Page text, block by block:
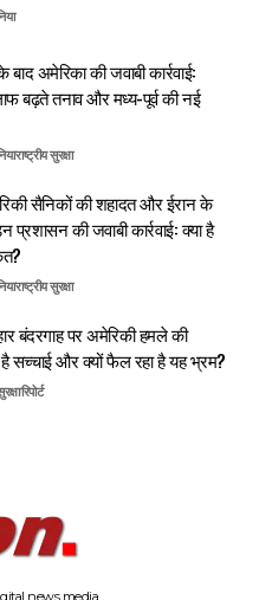
अमेरिका की जवाबी कार्रवाई:
बढ़ते तनाव और मध्य-पूर्व की नई
राष्ट्रीय सुरक्षा
सैनिकों की शहादत और ईरान के
प्रशासन की जवाबी कार्रवाई: क्या है
राष्ट्रीय सुरक्षा
बंदरगाह पर अमेरिकी हमले की
सच्चाई और क्यों फैल रहा है यह भ्रम?
रिपोर्ट
news media